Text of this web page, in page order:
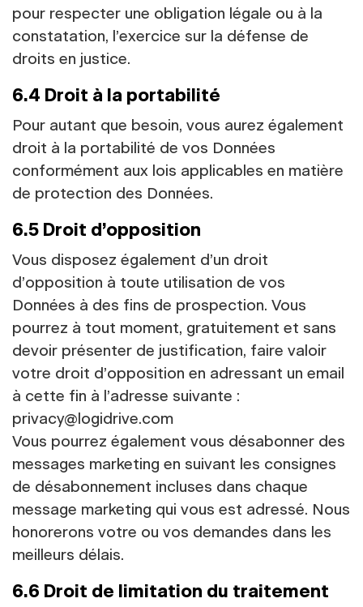
pour respecter une obligation légale ou à la
constatation, l’exercice sur la défense de
droits en justice.
6.4 Droit à la portabilité
Pour autant que besoin, vous aurez également
droit à la portabilité de vos Données
conformément aux lois applicables en matière
de protection des Données.
6.5 Droit d’opposition
Vous disposez également d’un droit
d’opposition à toute utilisation de vos
Données à des fins de prospection. Vous
pourrez à tout moment, gratuitement et sans
devoir présenter de justification, faire valoir
votre droit d’opposition en adressant un email
à cette fin à l’adresse suivante :
privacy@logidrive.com
Vous pourrez également vous désabonner des
messages marketing en suivant les consignes
de désabonnement incluses dans chaque
message marketing qui vous est adressé. Nous
honorerons votre ou vos demandes dans les
meilleurs délais.
6.6 Droit de limitation du traitement